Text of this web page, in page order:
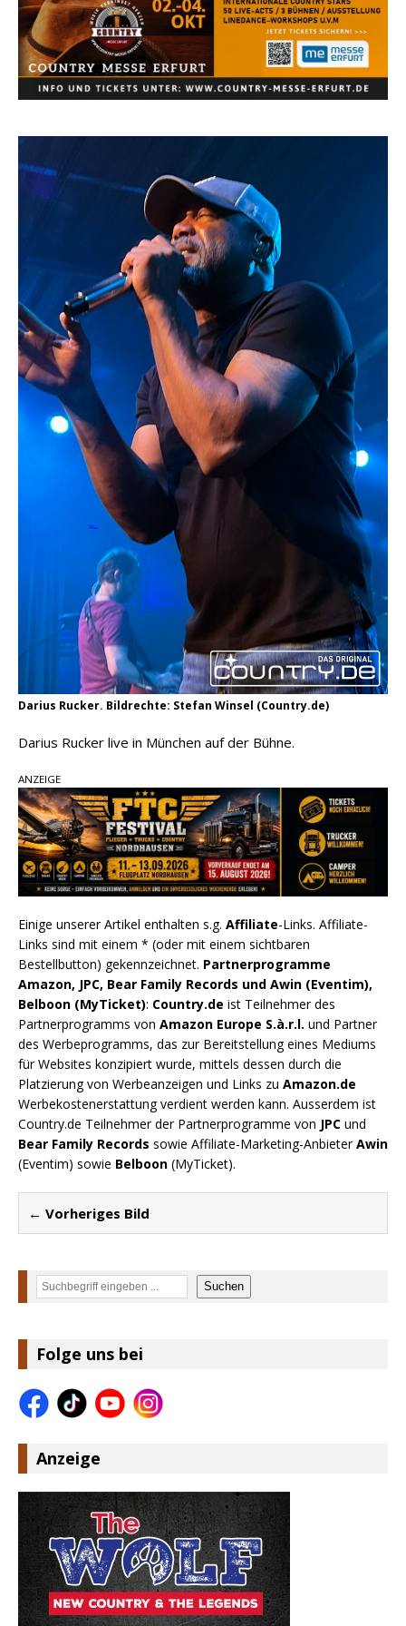
Parton, Bill Anderson und Shaboozey im Fokus
Chris Johnson & The Hollywood Hillbillies
kündigen neues Album mit „Better Days
Ahead“ an
Darius Rucker. Bildrechte: Stefan Winsel (Country.de)
Darius Rucker live in München auf der Bühne.
ANZEIGE
Einige unserer Artikel enthalten s.g. Affiliate-Links. Affiliate-
Links sind mit einem * (oder mit einem sichtbaren
Bestellbutton) gekennzeichnet. Partnerprogramme
Amazon, JPC, Bear Family Records und Awin (Eventim),
Belboon (MyTicket): Country.de ist Teilnehmer des
Partnerprogramms von Amazon Europe S.à.r.l. und Partner
des Werbeprogramms, das zur Bereitstellung eines Mediums
für Websites konzipiert wurde, mittels dessen durch die
Platzierung von Werbeanzeigen und Links zu Amazon.de
Werbekostenerstattung verdient werden kann. Ausserdem ist
Country.de Teilnehmer der Partnerprogramme von JPC und
Bear Family Records sowie Affiliate-Marketing-AnbieterAwin
(Eventim) sowie Belboon (MyTicket).
← Vorheriges Bild
Suchen Suchen
Folge uns bei
Anzeige